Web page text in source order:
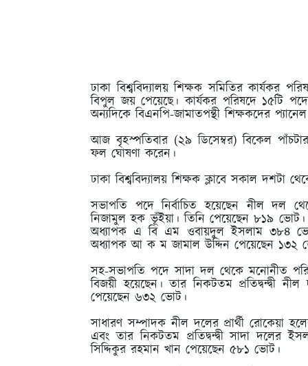
ঢাকা বিশ্ববিদ্যালয় শিক্ষক সমিতির কার্যকর
বিপুল জয় পেয়েছে। কার্যকর পরিষদে ১৫টি
অন্যদিকে বিএনপি-জামাতপন্থী শিক্ষকদের
আজ বৃহস্পতিবার (২৯ ডিসেম্বর) বিকেল
ফল ঘোষণা করেন।
ঢাকা বিশ্ববিদ্যালয় শিক্ষক ক্লাবে সকাল দশটা
সভাপতি পদে নির্বাচিত হয়েছেন নীল দল
নিজামুল হক ভূঁইয়া। তিনি পেয়েছেন ৮১৯ ভোট।
অধ্যাপক এ বি এম ওবায়দুল ইসলাম ৩৮৪ ভোট
অধ্যাপক আ ক ম জামাল উদ্দিন পেয়েছেন ১৩২
সহ-সভাপতি পদে সাদা দল থেকে মনোনীত
বিজয়ী হয়েছেন। তার নিকটতম প্রতিদ্বন্দ্বী
পেয়েছেন ৬৩২ ভোট।
সাধারণ সম্পাদক নীল দলের প্রার্থী রোকেয়া
এবং তার নিকটতম প্রতিদ্বন্দ্বী সাদা দলের
সিদ্দিকুর রহমান খান পেয়েছেন ৫৮১ ভোট।